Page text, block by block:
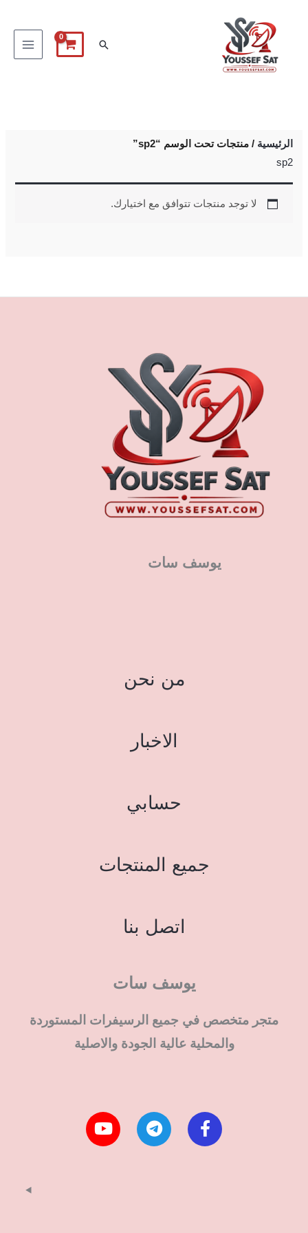
البحث
الرئيسية / منتجات تحت الوسم “sp2”
sp2
لا توجد منتجات تتوافق مع اختيارك.
يوسف سات
من نحن
الاخبار
حسابي
جميع المنتجات
اتصل بنا
يوسف سات
متجر متخصص في جميع الرسيفرات المستوردة
والمحلية عالية الجودة والاصلية